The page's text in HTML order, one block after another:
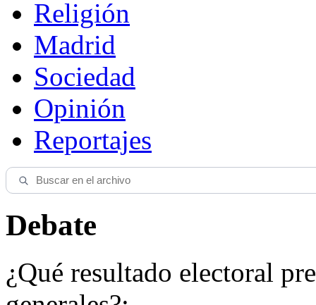
Religión
Madrid
Sociedad
Opinión
Reportajes
Debate
¿Qué resultado electoral